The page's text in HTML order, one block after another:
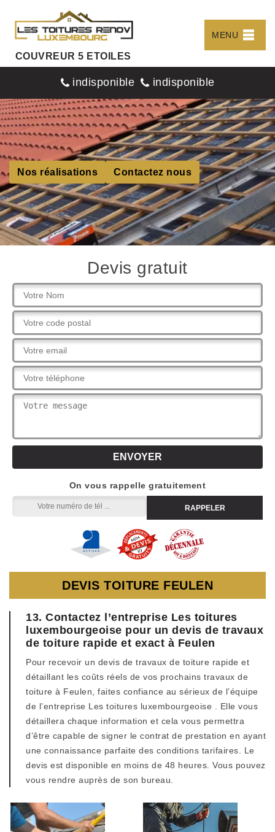
COUVREUR 5 ETOILES
MENU
indisponible indisponible
Nos réalisations Contactez nous
Devis gratuit
On vous rappelle gratuitement
DEVIS TOITURE FEULEN
13. Contactez l’entreprise Les toitures
luxembourgeoise pour un devis de travaux
de toiture rapide et exact à Feulen
Pour recevoir un devis de travaux de toiture rapide et
détaillant les coûts réels de vos prochains travaux de
toiture à Feulen, faites confiance au sérieux de l’équipe
de l’entreprise Les toitures luxembourgeoise . Elle vous
détaillera chaque information et cela vous permettra
d’être capable de signer le contrat de prestation en ayant
une connaissance parfaite des conditions tarifaires. Le
devis est disponible en moins de 48 heures. Vous pouvez
vous rendre auprès de son bureau.